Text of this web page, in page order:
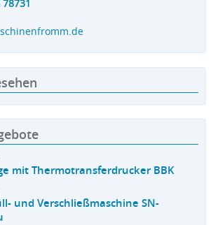
mit Thermotransferdrucker BBK
und Verschließmaschine SN-